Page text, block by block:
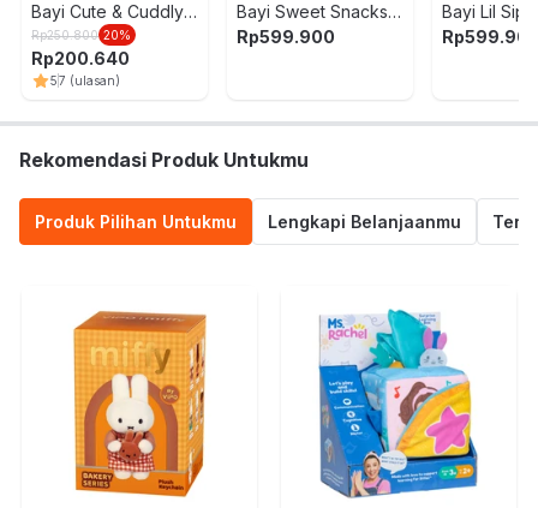
Bayi Cute & Cuddly
Brown Hair F3569 -
Mix
Rp250.800 20%
Rp200.640
57 (ulasan)
Bayi Sweet Snacks
Harper Hugs G1449
Rp599.900
Bayi Lil
Goo G1447
Rp
Rekomendasi Produk Untukmu
Produk Pilihan Untukmu Lengkapi Belanjaanmu